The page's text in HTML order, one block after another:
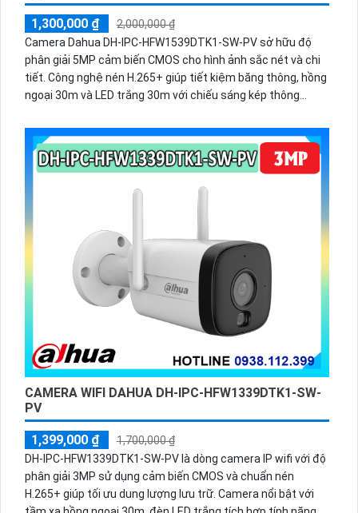
1,300,000 ₫
2,000,000 ₫
Camera Dahua DH-IPC-HFW1539DTK1-SW-PV sở hữu độ
phân giải 5MP cảm biến CMOS cho hình ảnh sắc nét và chi
tiết. Công nghệ nén H.265+ giúp tiết kiệm băng thông, hồng
ngoại 30m và LED trắng 30m với chiếu sáng kép thông
thoại hai chiều và hỗ trợ thẻ nhớ lên đến 256GB, đây là lựa
chọn tốt cho giải pháp an ninh hiệu quả.
CAMERA WIFI DAHUA DH-IPC-HFW1339DTK1-SW-
PV
1,399,000 ₫
1,700,000 ₫
DH-IPC-HFW1339DTK1-SW-PV là dòng camera IP wifi với độ
phân giải 3MP sử dụng cảm biến CMOS và chuẩn nén
H.265+ giúp tối ưu dung lượng lưu trữ. Camera nổi bật với